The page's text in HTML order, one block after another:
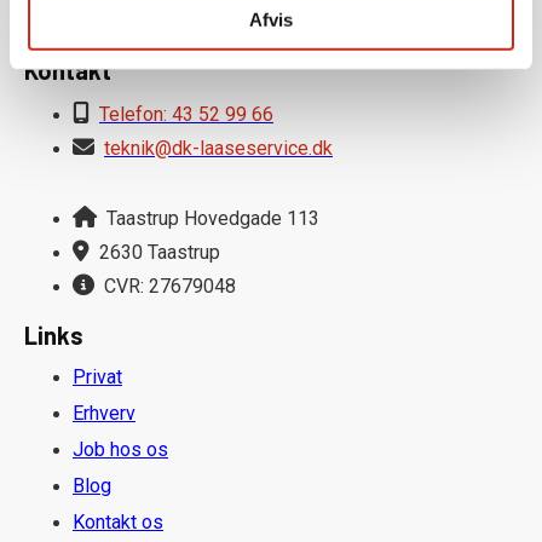
Afvis
SøndagLukket
Kontakt
Telefon: 43 52 99 66
teknik@dk-laaseservice.dk
Taastrup Hovedgade 113
2630 Taastrup
CVR: 27679048
Links
Privat
Erhverv
Job hos os
Blog
Kontakt os